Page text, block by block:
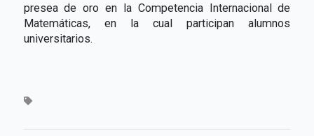
presea de oro en la Competencia Internacional de
Matemáticas, en la cual participan alumnos
universitarios.